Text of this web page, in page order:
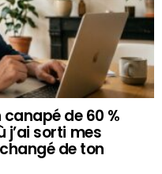
de 60 %
j’ai sorti mes
de ton